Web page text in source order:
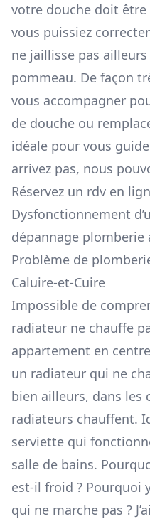
votre douche doit
vous puissiez
ne jaillisse pas
pommeau. De façon
vous accompagner
de douche ou
idéale pour vous
arrivez pas, nous
Réservez un rdv en
Dysfonctionnement
dépannage plomberie
Problème de
Caluire-et-Cuire
Impossible de
radiateur ne chauffe
appartement en
un radiateur qui ne
bien ailleurs, dans les
radiateurs chauffent.
serviette qui
salle de bains.
est-il froid ? Pourquoi
qui ne marche pas ?